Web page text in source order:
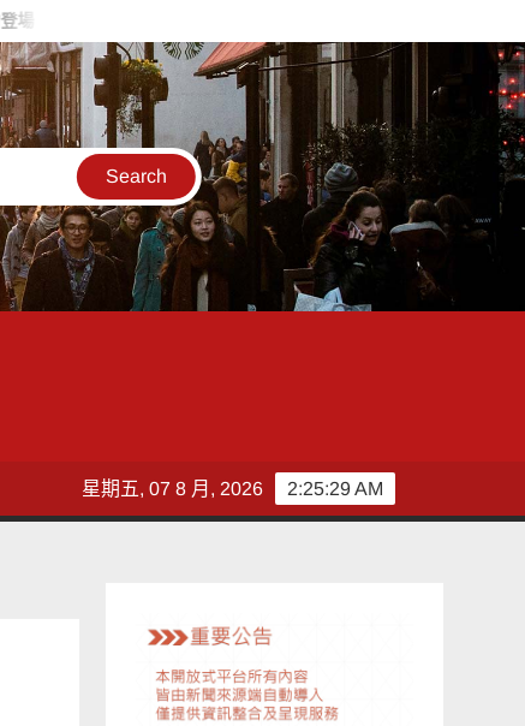
瑞士百達資產管理8月展望！偏好中國以外的新興市場 看好這些產
2:25:30 AM
星期五, 07 8 月, 2026